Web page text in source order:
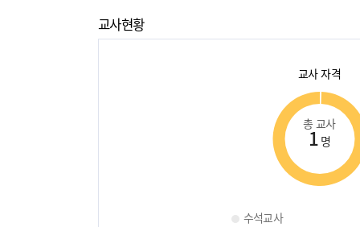
교사현황
교사 자격
총 교사
1 명
수석교사